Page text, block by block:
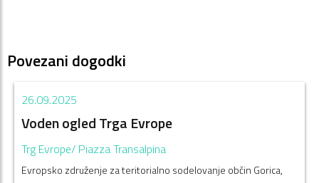
Povezani dogodki
26.09.2025
Voden ogled Trga Evrope
Trg Evrope/ Piazza Transalpina
Evropsko združenje za teritorialno sodelovanje občin Gorica,